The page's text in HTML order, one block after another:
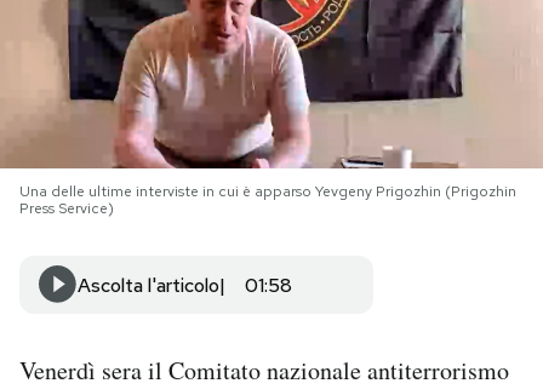
I MIEI PREFERITI
AREA PERSONALE
Una delle ultime interviste in cui è apparso Yevgeny Prigozhin (Prigozhin
Press Service)
Ascolta l'articolo 01:58
Venerdì sera il Comitato nazionale antiterrorismo